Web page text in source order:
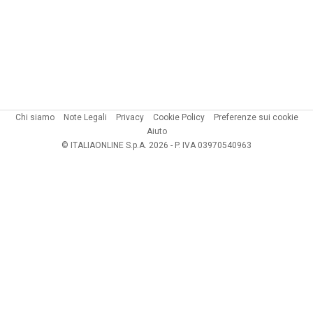
Chi siamo Note Legali Privacy Cookie Policy
Preferenze sui cookie
Aiuto
© ITALIAONLINE S.p.A. 2026 - P. IVA 03970540963